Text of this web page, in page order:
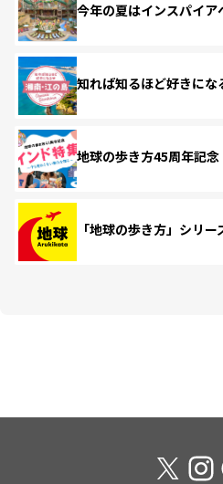
今年の夏はインスパイア
知れば知るほど好きにな
地球の歩き方45周年記
「地球の歩き方」シリ